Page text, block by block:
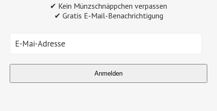
✔ Kein Münzschnäppchen verpassen
✔ Gratis E-Mail-Benachrichtigung